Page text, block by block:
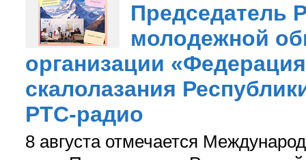
Председатель
молодежной
организации
скалолазания
РТС-радио
8 августа отмечается